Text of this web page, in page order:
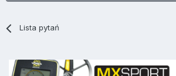
Lista pytań